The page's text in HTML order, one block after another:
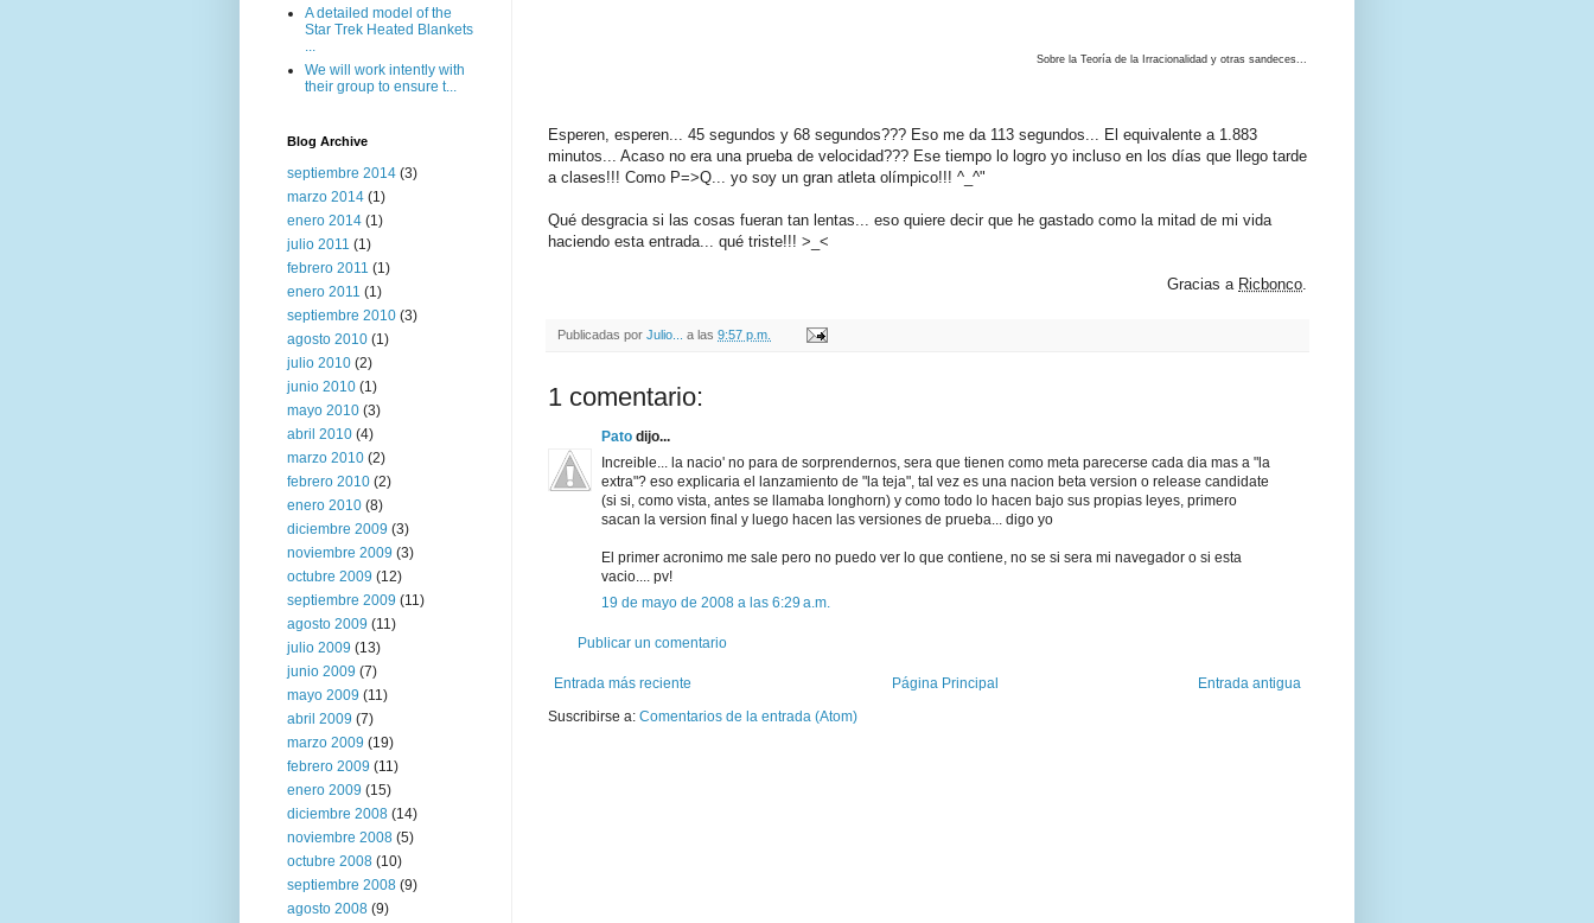
Sobre la Teoría de la Irracionalidad y otras sandeces...
Esperen, esperen... 45 segundos y 68 segundos??? Eso me da 113 segundos... El equivalente a 1.883
minutos... Acaso no era una prueba de velocidad??? Ese tiempo lo logro yo incluso en los días que llego tarde
a clases!!! Como P=>Q... yo soy un gran atleta olímpico!!! ^_^"
Qué desgracia si las cosas fueran tan lentas... eso quiere decir que he gastado como la mitad de mi vida
haciendo esta entrada... qué triste!!! >_<
Gracias a Ricbonco
Publicadas por Julio... a las 9:57 p.m.
1 comentario:
Pato dijo...
Increible... la nacio' no para de sorprendernos, sera que tienen como meta parecerse cada dia mas a "la
extra"? eso explicaria el lanzamiento de "la teja", tal vez es una nacion beta version o release candidate
(si si, como vista, antes se llamaba longhorn) y como todo lo hacen bajo sus propias leyes, primero
sacan la version final y luego hacen las versiones de prueba... digo yo
El primer acronimo me sale pero no puedo ver lo que contiene, no se si sera mi navegador o si esta
vacio.... pv!
19 de mayo de 2008 a las 6:29 a.m.
Publicar un comentario
Entrada más reciente Entrada antigua
Página Principal
Suscribirse a: Comentarios de la entrada (Atom)
A detailed model of the
Star Trek Heated Blankets
...
We will work intently with
their group to ensure t...
Blog Archive
septiembre 2014 (3)
marzo 2014 (1)
enero 2014 (1)
julio 2011 (1)
febrero 2011 (1)
enero 2011 (1)
septiembre 2010 (3)
agosto 2010 (1)
julio 2010 (2)
junio 2010 (1)
mayo 2010 (3)
abril 2010 (4)
marzo 2010 (2)
febrero 2010 (2)
enero 2010 (8)
diciembre 2009 (3)
noviembre 2009 (3)
octubre 2009 (12)
septiembre 2009 (11)
agosto 2009 (11)
julio 2009 (13)
junio 2009 (7)
mayo 2009 (11)
abril 2009 (7)
marzo 2009 (19)
febrero 2009 (11)
enero 2009 (15)
diciembre 2008 (14)
noviembre 2008 (5)
octubre 2008 (10)
septiembre 2008 (9)
agosto 2008 (9)